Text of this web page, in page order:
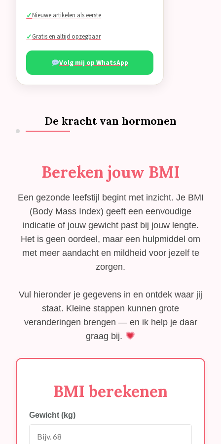
Nieuwe artikelen als eerste
Gratis en altijd opzegbaar
Volg mij op WhatsApp
De kracht van hormonen
Bereken jouw BMI
Een gezonde leefstijl begint met inzicht. Je BMI
(Body Mass Index) geeft een eenvoudige
indicatie of jouw gewicht past bij jouw lengte.
Het is geen oordeel, maar een hulpmiddel om
met meer aandacht en mildheid voor jezelf te
zorgen.
Vul hieronder je gegevens in en ontdek waar jij
staat. Kleine stappen kunnen grote
veranderingen brengen — en ik help je daar
graag bij.
BMI berekenen
Gewicht (kg)